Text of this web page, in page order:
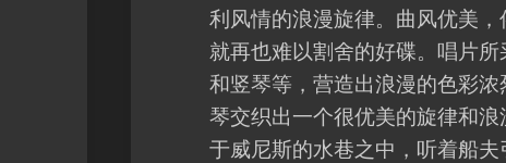
利风情的浪漫旋律。曲风优美
就再也难以割舍的好碟。唱片
和竖琴等，营造出浪漫的色彩浓
琴交织出一个很优美的旋律和
于威尼斯的水巷之中，听着船夫